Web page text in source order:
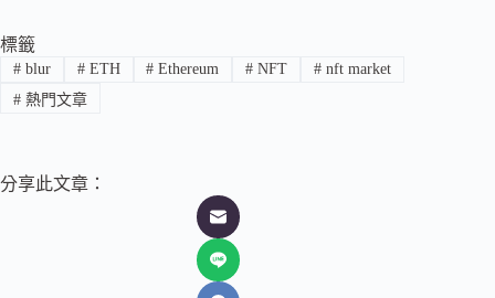
標籤
#blur #ETH # Ethereum # NFT # nft market
#熱門文章
分享此文章：